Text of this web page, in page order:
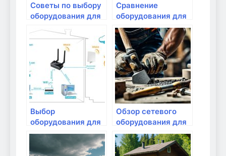
Советы по выбору
оборудования для
Сравнение
оборудования для
умного дома: что
важно?
Выбор
оборудования для
потокового видео:
что важно
учитывать?
Обзор сетевого
оборудования для
медиацентров